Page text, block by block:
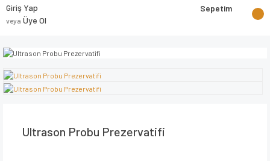
Giriş Yap
veya Üye Ol
Sepetim
Ultrason Probu Prezervatifi